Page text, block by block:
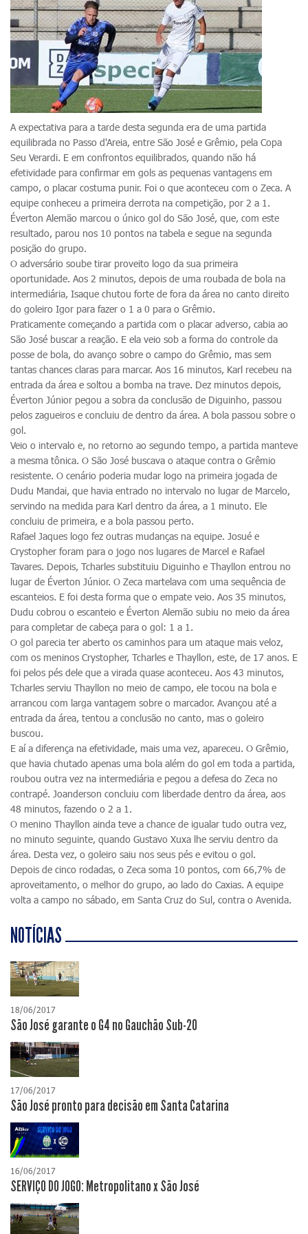
A expectativa para a tarde desta segunda era de uma partida
equilibrada no Passo d'Areia, entre São José e Grêmio, pela Copa
Seu Verardi. E em confrontos equilibrados, quando não há
efetividade para confirmar em gols as pequenas vantagens em
campo, o placar costuma punir. Foi o que aconteceu com o Zeca. A
equipe conheceu a primeira derrota na competição, por 2 a 1.
Éverton Alemão marcou o único gol do São José, que, com este
resultado, parou nos 10 pontos na tabela e segue na segunda
posição do grupo.
O adversário soube tirar proveito logo da sua primeira
oportunidade. Aos 2 minutos, depois de uma roubada de bola na
intermediária, Isaque chutou forte de fora da área no canto direito
do goleiro Igor para fazer o 1 a 0 para o Grêmio.
Praticamente começando a partida com o placar adverso, cabia ao
São José buscar a reação. E ela veio sob a forma do controle da
posse de bola, do avanço sobre o campo do Grêmio, mas sem
tantas chances claras para marcar. Aos 16 minutos, Karl recebeu na
entrada da área e soltou a bomba na trave. Dez minutos depois,
Éverton Júnior pegou a sobra da conclusão de Diguinho, passou
pelos zagueiros e concluiu de dentro da área. A bola passou sobre o
gol.
Veio o intervalo e, no retorno ao segundo tempo, a partida manteve
a mesma tônica. O São José buscava o ataque contra o Grêmio
resistente. O cenário poderia mudar logo na primeira jogada de
Dudu Mandai, que havia entrado no intervalo no lugar de Marcelo,
servindo na medida para Karl dentro da área, a 1 minuto. Ele
concluiu de primeira, e a bola passou perto.
Rafael Jaques logo fez outras mudanças na equipe. Josué e
Crystopher foram para o jogo nos lugares de Marcel e Rafael
Tavares. Depois, Tcharles substituiu Diguinho e Thayllon entrou no
lugar de Éverton Júnior. O Zeca martelava com uma sequência de
escanteios. E foi desta forma que o empate veio. Aos 35 minutos,
Dudu cobrou o escanteio e Éverton Alemão subiu no meio da área
para completar de cabeça para o gol: 1 a 1.
O gol parecia ter aberto os caminhos para um ataque mais veloz,
com os meninos Crystopher, Tcharles e Thayllon, este, de 17 anos. E
foi pelos pés dele que a virada quase aconteceu. Aos 43 minutos,
Tcharles serviu Thayllon no meio de campo, ele tocou na bola e
arrancou com larga vantagem sobre o marcador. Avançou até a
entrada da área, tentou a conclusão no canto, mas o goleiro
buscou.
E aí a diferença na efetividade, mais uma vez, apareceu. O Grêmio,
que havia chutado apenas uma bola além do gol em toda a partida,
roubou outra vez na intermediária e pegou a defesa do Zeca no
contrapé. Joanderson concluiu com liberdade dentro da área, aos
48 minutos, fazendo o 2 a 1.
O menino Thayllon ainda teve a chance de igualar tudo outra vez,
no minuto seguinte, quando Gustavo Xuxa lhe serviu dentro da
área. Desta vez, o goleiro saiu nos seus pés e evitou o gol.
Depois de cinco rodadas, o Zeca soma 10 pontos, com 66,7% de
aproveitamento, o melhor do grupo, ao lado do Caxias. A equipe
volta a campo no sábado, em Santa Cruz do Sul, contra o Avenida.
NOTÍCIAS
18/06/2017
São José garante o G4 no Gauchão Sub-20
17/06/2017
São José pronto para decisão em Santa Catarina
16/06/2017
SERVIÇO DO JOGO: Metropolitano x São José